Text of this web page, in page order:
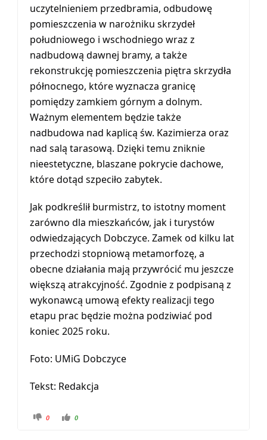
uczytelnieniem przedbramia, odbudowę
pomieszczenia w narożniku skrzydeł
południowego i wschodniego wraz z
nadbudową dawnej bramy, a także
rekonstrukcję pomieszczenia piętra skrzydła
północnego, które wyznacza granicę
pomiędzy zamkiem górnym a dolnym.
Ważnym elementem będzie także
nadbudowa nad kaplicą św. Kazimierza oraz
nad salą tarasową. Dzięki temu zniknie
nieestetyczne, blaszane pokrycie dachowe,
które dotąd szpeciło zabytek.
Jak podkreślił burmistrz, to istotny moment
zarówno dla mieszkańców, jak i turystów
odwiedzających Dobczyce. Zamek od kilku lat
przechodzi stopniową metamorfozę, a
obecne działania mają przywrócić mu jeszcze
większą atrakcyjność. Zgodnie z podpisaną z
wykonawcą umową efekty realizacji tego
etapu prac będzie można podziwiać pod
koniec 2025 roku.
Foto: UMiG Dobczyce
Tekst: Redakcja
K 0
K 0